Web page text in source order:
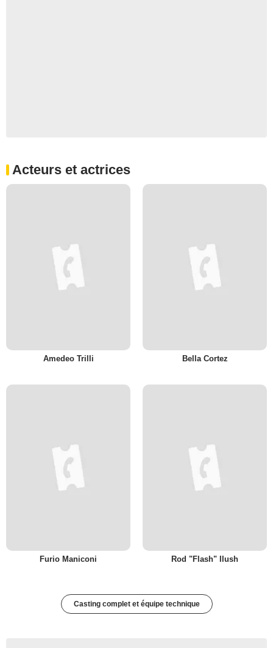
Acteurs et actrices
Amedeo Trilli Bella Cortez
Furio Maniconi Rod "Flash" Ilush
Casting complet et équipe technique